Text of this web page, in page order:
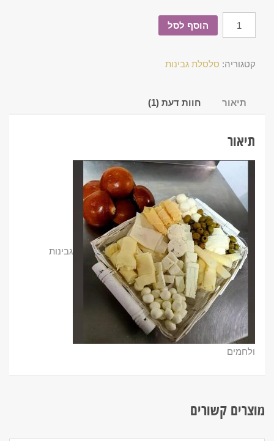
על
דירוגים
לקוחות
הוסף לסל
קטגוריה: סלסלת גבינות
תיאור חוות דעת (1)
תיאור
גבינות
ולחמים
מוצרים קשורים